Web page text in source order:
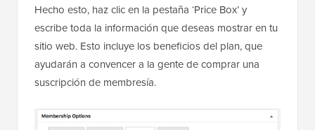
Hecho esto, haz clic en la pestaña ‘Price Box’ y
escribe toda la información que deseas mostrar en tu
sitio web. Esto incluye los beneficios del plan, que
ayudarán a convencer a la gente de comprar una
suscripción de membresía.